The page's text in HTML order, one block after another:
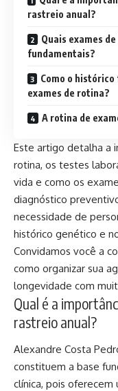
rastreio anual?
Quais exames
fundamentais?
Como o
exames de rotina?
A rotina de
Este artigo detalha a
rotina, os testes
vida e como os
diagnóstico
necessidade de
histórico genético e
Convidamos você a
como organizar sua
longevidade com
Qual é a
rastreio anual?
Alexandre Costa
constituem a base
clínica, pois